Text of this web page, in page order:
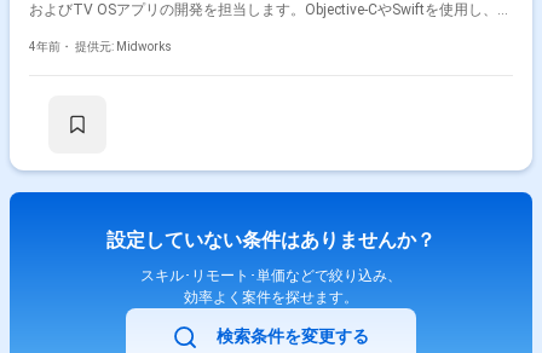
およびTV OSアプリの開発を担当します。Objective-CやSwiftを使用し、設
客との技術打ち合わせに参加することもあります。 ■具体的な業務内容 ・
クトの一員として、コミュニケーションを取りながら業務を進めて頂く予
4年前・ 提供元: Midworks
設定していない条件はありませんか？
スキル･リモート･単価などで絞り込み、
効率よく案件を探せます。
検索条件を変更する